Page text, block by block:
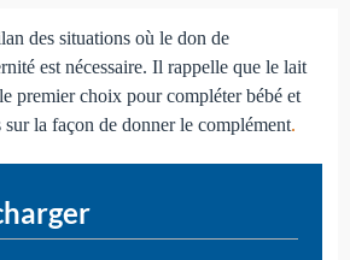
des situations où le don de
est nécessaire. Il rappelle que le lait
premier choix pour compléter bébé et
la façon de donner le complément.